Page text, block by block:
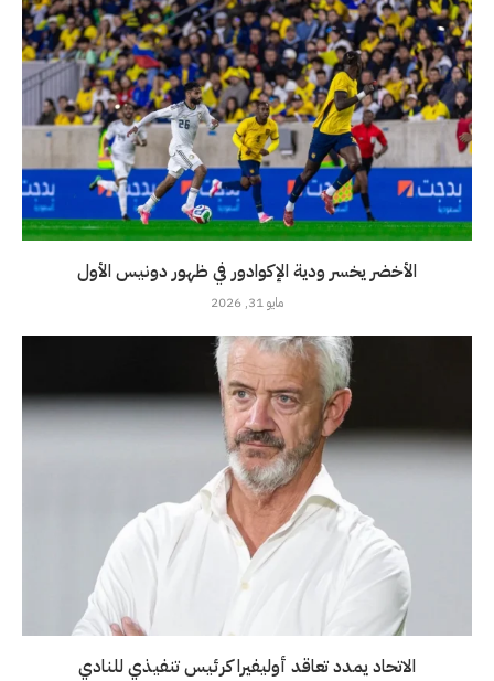
الأخضر يخسر ودية الإكوادور في ظهور دونيس الأول
مايو 31, 2026
الاتحاد يمدد تعاقد أوليفيرا كرئيس تنفيذي للنادي